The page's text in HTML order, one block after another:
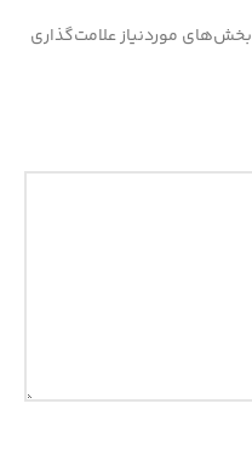
بخش‌های موردنیاز علامت‌گذاری